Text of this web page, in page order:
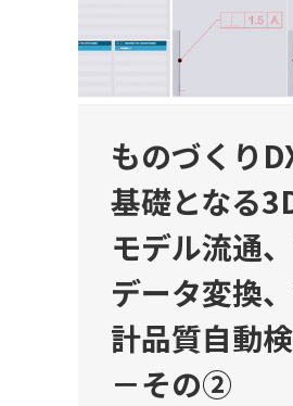
ものづくり
基礎となる
モデル流通
データ変換
計品質自動
－その②